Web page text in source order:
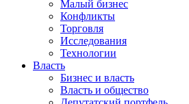
Малый бизнес
Конфликты
Торговля
Исследования
Технологии
Власть
Бизнес и власть
Власть и общество